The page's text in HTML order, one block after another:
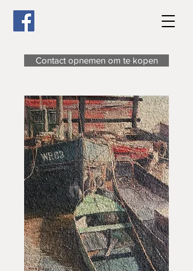
Contact opnemen om te kopen